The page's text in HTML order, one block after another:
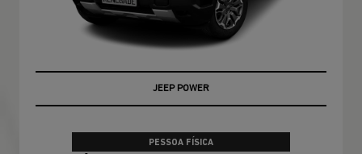
JEEP POWER
PESSOA FÍSICA